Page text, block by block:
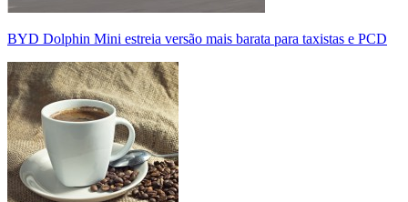
BYD Dolphin Mini estreia versão mais barata para taxistas e PCD